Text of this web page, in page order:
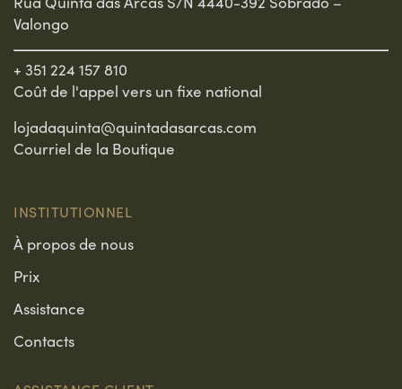
Valongo
+ 351 224 157 810
Coût de l'appel vers un fixe national
lojadaquinta@quintadasarcas.com
Courriel de la Boutique
INSTITUTIONNEL
À propos de nous
Prix
Assistance
Contacts